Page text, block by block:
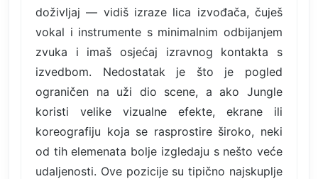
doživljaj — vidiš izraze lica izvođača, čuješ
vokal i instrumente s minimalnim odbijanjem
zvuka i imaš osjećaj izravnog kontakta s
izvedbom. Nedostatak je što je pogled
ograničen na uži dio scene, a ako Jungle
koristi velike vizualne efekte, ekrane ili
koreografiju koja se rasprostire široko, neki
od tih elemenata bolje izgledaju s nešto veće
udaljenosti. Ove pozicije su tipično najskuplje